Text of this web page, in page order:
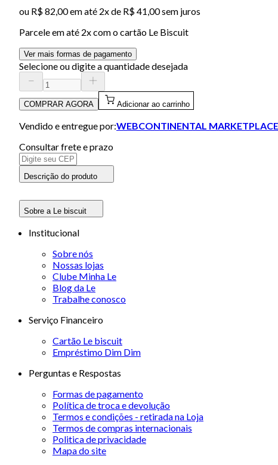
ou R$ 82,00em até 2x de R$ 41,00 sem juros
Parcele em até 2x com o cartão Le Biscuit
Ver mais formas de pagamento
Selecione ou digite a quantidade desejada
COMPRAR AGORA Adicionar ao carrinho
Vendido e entregue por:WEBCONTINENTAL MARKETPLACE
Consultar frete e prazo
Descrição do produto
Sobre a Le biscuit
Institucional
Sobre nós
Nossas lojas
Clube Minha Le
Blog da Le
Trabalhe conosco
Serviço Financeiro
Cartão Le biscuit
Empréstimo Dim Dim
Perguntas e Respostas
Formas de pagamento
Política de troca e devolução
Termos e condições - retirada na Loja
Termos de compras internacionais
Politica de privacidade
Mapa do site